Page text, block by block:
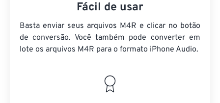
Fácil de usar
Basta enviar seus arquivos M4R e clicar no botão
de conversão. Você também pode converter em
lote os arquivos M4R para o formato iPhone Audio.